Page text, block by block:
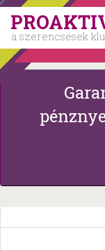
a szerencsések